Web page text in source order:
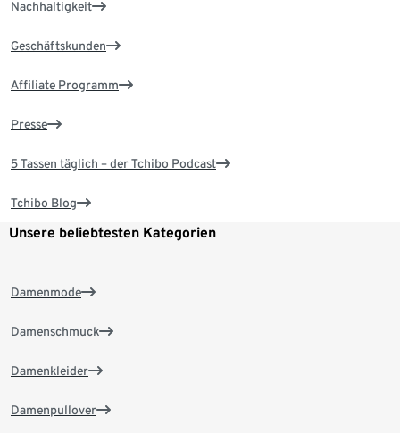
Nachhaltigkeit
Geschäftskunden
Affiliate Programm
Presse
5 Tassen täglich – der Tchibo Podcast
Tchibo Blog
Unsere beliebtesten Kategorien
Damenmode
Damenschmuck
Damenkleider
Damenpullover